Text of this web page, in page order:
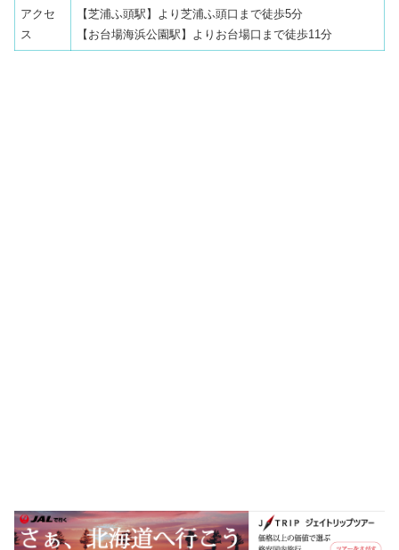
アクセ
ス
【芝浦ふ頭駅】より芝浦ふ頭口まで徒歩5分
【お台場海浜公園駅】よりお台場口まで徒歩11分